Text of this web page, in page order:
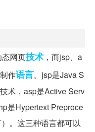
网页技术 ，而jsp、a
作语言。jsp是Java S
术，asp是Active Serv
是Hypertext Preproce
。这三种语言都可以